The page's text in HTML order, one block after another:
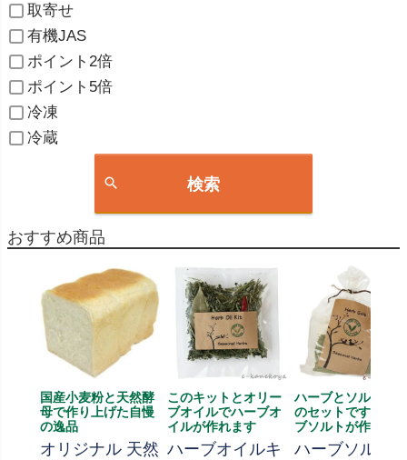
取寄せ
有機JAS
ポイント2倍
ポイント5倍
冷凍
冷蔵
検索
おすすめ商品
国産小麦粉と天然酵
母で作り上げた自慢
の逸品
オリジナル 天然
このキットとオリー
ブオイルでハーブオ
イルが作れます
ハーブオイルキ
ハーブとソルト、
のセットです、ハ
ブソルトが作れま
ハーブソルト